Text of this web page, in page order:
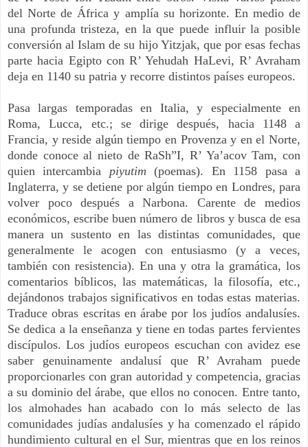
del Norte de África y amplía su horizonte. En medio de
una profunda tristeza, en la que puede influir la posible
conversión al Islam de su hijo Yitzjak, que por esas fechas
parte hacia Egipto con R’ Yehudah HaLevi, R’ Avraham
deja en 1140 su patria y recorre distintos países europeos.
Pasa largas temporadas en Italia, y especialmente en
Roma, Lucca, etc.; se dirige después, hacia 1148 a
Francia, y reside algún tiempo en Provenza y en el Norte,
donde conoce al nieto de RaSh”I, R’ Ya’acov Tam, con
quien intercambia piyutim(poemas). En 1158 pasa a
Inglaterra, y se detiene por algún tiempo en Londres, para
volver poco después a Narbona. Carente de medios
económicos, escribe buen número de libros y busca de esa
manera un sustento en las distintas comunidades, que
generalmente le acogen con entusiasmo (y a veces,
también con resistencia). En una y otra la gramática, los
comentarios bíblicos, las matemáticas, la filosofía, etc.,
dejándonos trabajos significativos en todas estas materias.
Traduce obras escritas en árabe por los judíos andalusíes.
Se dedica a la enseñanza y tiene en todas partes fervientes
discípulos. Los judíos europeos escuchan con avidez ese
saber genuinamente andalusí que R’ Avraham puede
proporcionarles con gran autoridad y competencia, gracias
a su dominio del árabe, que ellos no conocen. Entre tanto,
los almohades han acabado con lo más selecto de las
comunidades judías andalusíes y ha comenzado el rápido
hundimiento cultural en el Sur, mientras que en los reinos